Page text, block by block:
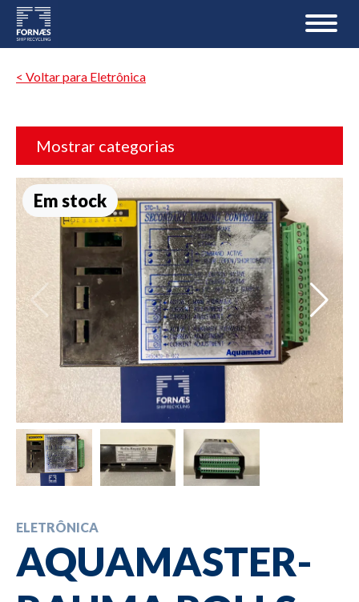
< Voltar para Eletrônica
Mostrar categorias
Em stock
ELETRÔNICA
AQUAMASTER-